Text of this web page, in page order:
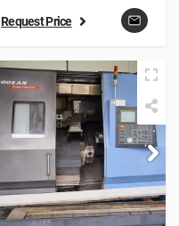
Request Price